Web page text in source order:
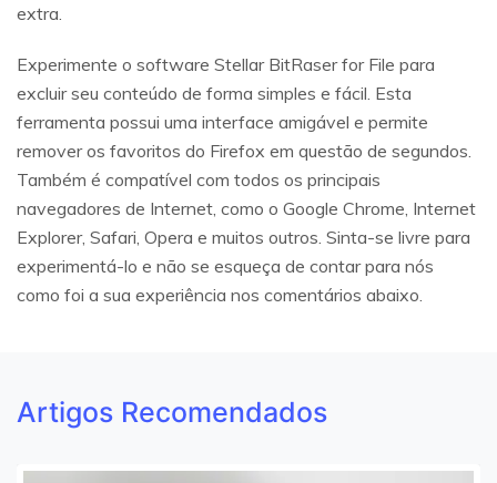
extra.
Experimente o software Stellar BitRaser for File para
excluir seu conteúdo de forma simples e fácil. Esta
ferramenta possui uma interface amigável e permite
remover os favoritos do Firefox em questão de segundos.
Também é compatível com todos os principais
navegadores de Internet, como o Google Chrome, Internet
Explorer, Safari, Opera e muitos outros. Sinta-se livre para
experimentá-lo e não se esqueça de contar para nós
como foi a sua experiência nos comentários abaixo.
Artigos Recomendados